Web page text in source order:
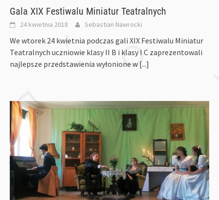
Gala XIX Festiwalu Miniatur Teatralnych
24 kwietnia 2018 Sebastian Nawrocki
We wtorek 24 kwietnia podczas gali XIX Festiwalu Miniatur
Teatralnych uczniowie klasy II B i klasy I C zaprezentowali
najlepsze przedstawienia wyłonione w [...]